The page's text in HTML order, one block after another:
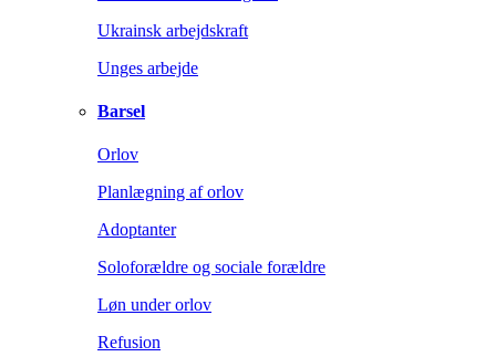
Ukrainsk arbejdskraft
Unges arbejde
Barsel
Orlov
Planlægning af orlov
Adoptanter
Soloforældre og sociale forældre
Løn under orlov
Refusion